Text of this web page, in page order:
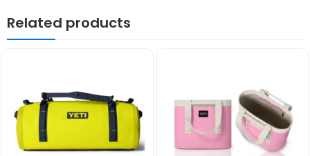
Related products